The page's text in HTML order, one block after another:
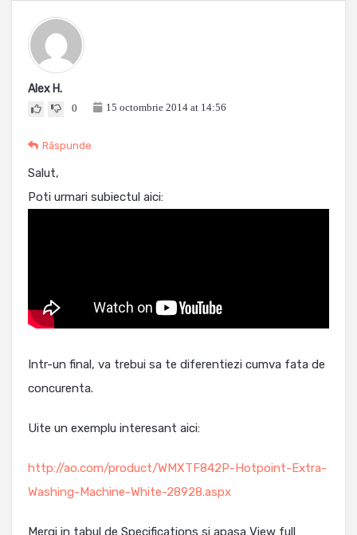
Alex H.
0 15 octombrie 2014 at 14:56
Răspunde
Salut,
Poti urmari subiectul aici:
Intr-un final, va trebui sa te diferentiezi cumva fata de
concurenta.
Uite un exemplu interesant aici:
http://ao.com/product/WMXTF842P-Hotpoint-Extra-
Washing-Machine-White-28928.aspx
Mergi in tabul de Specifications si apasa View full